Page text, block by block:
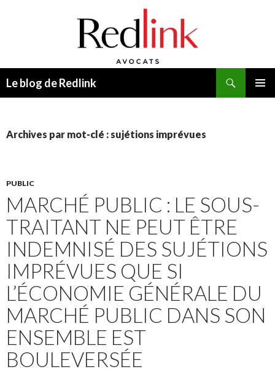
Le blog de Redlink
Archives par mot-clé : sujétions imprévues
PUBLIC
MARCHÉ PUBLIC : LE SOUS-
TRAITANT NE PEUT ÊTRE
INDEMNISÉ DES SUJÉTIONS
IMPRÉVUES QUE SI
L’ÉCONOMIE GÉNÉRALE DU
MARCHÉ PUBLIC DANS SON
ENSEMBLE EST
BOULEVERSÉE